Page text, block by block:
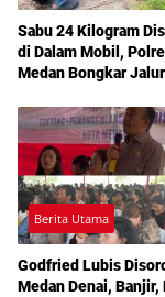
Sabu 24 Kilogram
di Dalam Mobil,
Medan Bongkar Jalur
Berita Utama
Godfried Lubis
Medan Denai, Banjir,